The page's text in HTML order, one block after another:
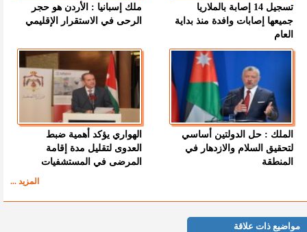
تسجيل 14 إصابة بالملاريا
جميعها إصابات وافدة منذ بداية
العام
ملك إسبانيا : الأردن هو حجر
الرحى في الاستقرار الإقليمي
الملك : حل الدولتين أساسي
لتحقيق السلام والازدهار في
المنطقة
الهواري يؤكد أهمية ضبط
العدوى لتقليل مدة إقامة
المرضى في المستشفيات
المزيد ...
مواضيع ذات علاقة